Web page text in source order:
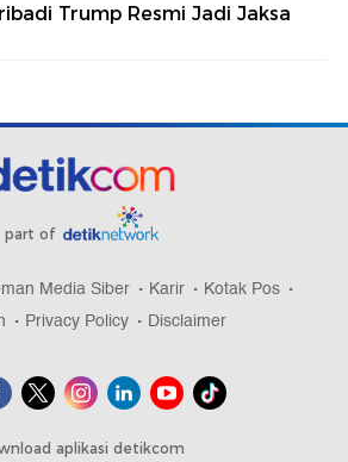
Trump Resmi Jadi Jaksa
part of
Media Siber Karir
Kotak Pos
Privacy Policy Disclaimer
aplikasi detikcom